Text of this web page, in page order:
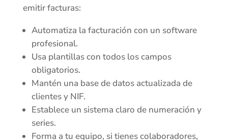
emitir facturas:
Automatiza la facturación con un software
profesional.
Usa plantillas con todos los campos
obligatorios.
Mantén una base de datos actualizada de
clientes y NIF.
Establece un sistema claro de numeración y
series.
Forma a tu equipo, si tienes colaboradores,